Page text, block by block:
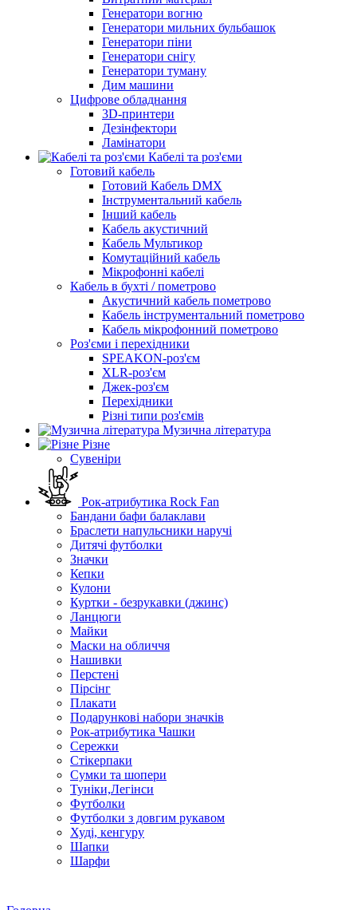
Генератори вогню
Генератори мильних бульбашок
Генератори піни
Генератори снігу
Генератори туману
Дим машини
Цифрове обладнання
3D-принтери
Дезінфектори
Ламінатори
Кабелі та роз'єми
Готовий кабель
Готовий Кабель DMX
Інструментальний кабель
Інший кабель
Кабель акустичний
Кабель Мультикор
Комутаційний кабель
Мікрофонні кабелі
Кабель в бухті / пометрово
Акустичний кабель пометрово
Кабель інструментальний пометрово
Кабель мікрофонний пометрово
Роз'єми і перехідники
SPEAKON-роз'єм
XLR-роз'єм
Джек-роз'єм
Перехідники
Різні типи роз'ємів
Музична література
Різне
Сувеніри
Рок-атрибутика Rock Fan
Бандани бафи балаклави
Браслети напульсники наручі
Дитячі футболки
Значки
Кепки
Кулони
Куртки - безрукавки (джинс)
Ланцюги
Майки
Маски на обличчя
Нашивки
Перстені
Пірсінг
Плакати
Подарункові набори значків
Рок-атрибутика Чашки
Сережки
Стікерпаки
Сумки та шопери
Туніки,Легінси
Футболки
Футболки з довгим рукавом
Худі, кенгуру
Шапки
Шарфи